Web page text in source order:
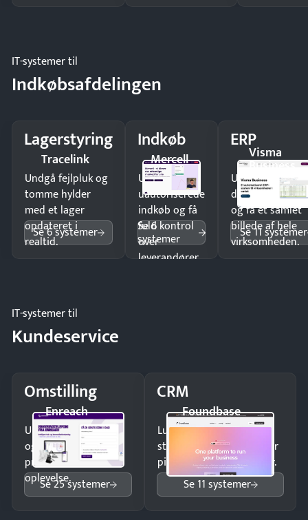
IT-systemer til
Indkøbsafdelingen
Lagerstyring
Tracelink
Undgå fejlpluk og
tomme hylder
med et lager
opdateret i
realtid.
Se 6 systemer
Indkøb
Mercell
Undgå
uautoriserede
indkøb og få
fuld kontrol
over
leverandører
Se 6
systemer
ERPVisma
Business
Undgå
og få ét samlet
billede af hele
virksomheden.
Se 11 systemer
IT-systemer til
Kundeservice
Omstilling
Enreach
Undgå tabte opkald
og giv kunderne en
professionel
oplevelse.
Se 25 systemer
CRM
Foundbase
Luk flere salg med et
struktureret overblik over
pipeline og opfølgninger.
Se 11 systemer